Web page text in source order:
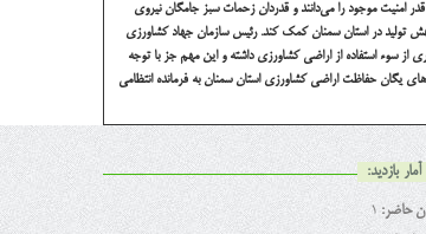
امنیت موجود را می‌دانند و قدردان زحمات سبز جامگان نیروی
تولید در استان سمنان کمک کند. رئیس سازمان جهاد کشاورزی
از سوء استفاده از اراضی کشاورزی داشته و این مهم جز با توجه
یگان حفاظت اراضی کشاورزی استان سمنان به فرمانده انتظامی
آمار بازدید:
حاضر: 1